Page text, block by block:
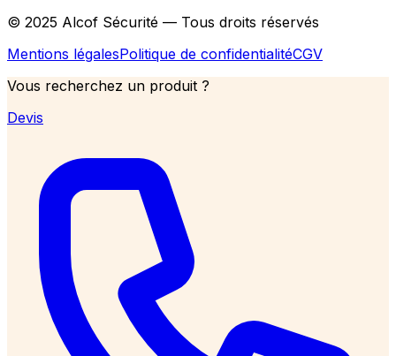
© 2025 Alcof Sécurité — Tous droits réservés
Mentions légalesPolitique de confidentialitéCGV
Vous recherchez un produit ?
Devis